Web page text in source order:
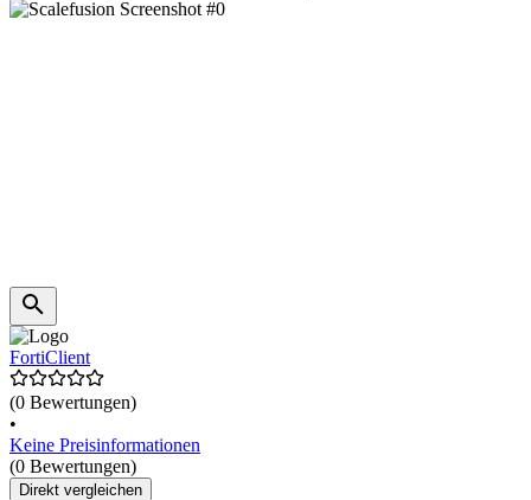
FortiClient
(0 Bewertungen)
•
Keine Preisinformationen
(0 Bewertungen)
Direkt vergleichen